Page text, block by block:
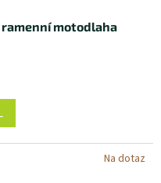
ramenní motodlaha
Na dotaz